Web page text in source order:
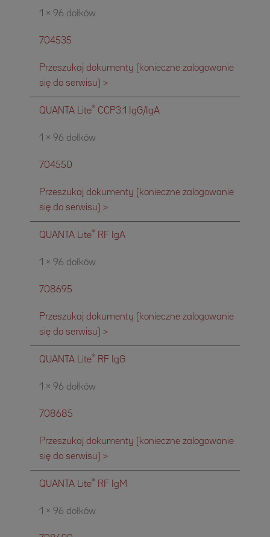
1 × 96 dołków
704535
Przeszukaj dokumenty (konieczne zalogowanie
się do serwisu) >
QUANTA Lite® CCP3.1 IgG/IgA
1 × 96 dołków
704550
Przeszukaj dokumenty (konieczne zalogowanie
się do serwisu) >
QUANTA Lite® RF IgA
1 × 96 dołków
708695
Przeszukaj dokumenty (konieczne zalogowanie
się do serwisu) >
QUANTA Lite® RF IgG
1 × 96 dołków
708685
Przeszukaj dokumenty (konieczne zalogowanie
się do serwisu) >
QUANTA Lite® RF IgM
1 × 96 dołków